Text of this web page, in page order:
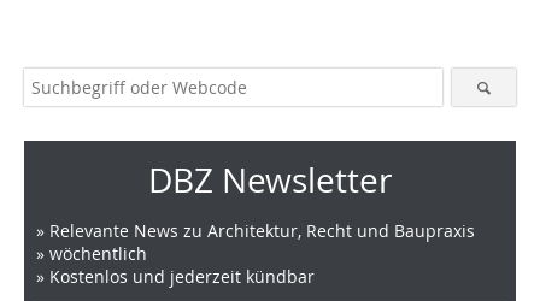
DBZ Newsletter
» Relevante News zu Architektur, Recht und Baupraxis
» wöchentlich
» Kostenlos und jederzeit kündbar